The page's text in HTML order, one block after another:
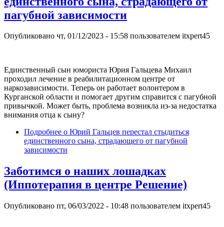
пагубной зависимости
Опубликовано чт, 01/12/2023 - 15:58 пользователем itxpert45
Единственный сын юмориста Юрия Гальцева Михаил
проходил лечение в реабилитационном центре от
наркозависимости. Теперь он работает волонтером в
Курганской области и помогает другим справится с пагубной
привычкой. Может быть, проблема возникла из-за недостатка
внимания отца к сыну?
Подробнее о Юрий Гальцев перестал стыдиться
единственного сына, страдающего от пагубной
зависимости
Заботимся о наших лошадках
(Иппотерапия в центре Решение)
Опубликовано пт, 06/03/2022 - 10:48 пользователем itxpert45